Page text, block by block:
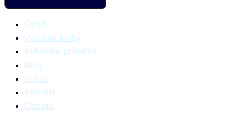
Úvod
Vydanie knihy
Autorská príručka
Blog
O nás
Kontakt
Cenník